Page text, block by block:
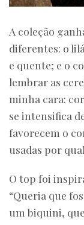
A coleção
diferentes: o
e quente; e o
lembrar as
minha cara:
se intensifica
favorecem o
usadas por
O top foi
“Queria que
um biquini,